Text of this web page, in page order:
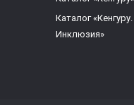
Каталог «Кенгуру.
Инклюзия»